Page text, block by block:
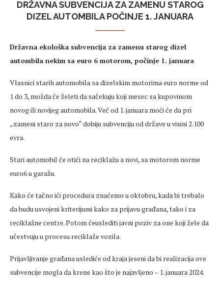
DRŽAVNA SUBVENCIJA ZA ZAMENU STAROG
DIZEL AUTOMBILA POČINJE 1. JANUARA
Državna ekološka subvencija za zamenu starog dizel
autombila nekim sa euro 6 motorom, počinje 1. januara
Vlasnici starih automobila sa dizelskim motorima euro norme od
1 do 3, možda će želeti da sačekuju koji mesec sa kupovinom
novog ili novijeg automobila. Već od 1. januara moći će da pri
„zameni staro za novo“ dobiju subvenciju od države u visini 2.100
evra.
Stari automobil će otići na reciklažu a novi, sa motorom norme
euro6 u garažu.
Kako će tačno ići procedura znaćemo u oktobru, kada bi trebalo
da budu usvojeni kriterijumi kako za prijavu građana, tako i za
reciklažne centre. Potom ćeuslediti javni poziv za one koji žele da
učestvuju u procesu reciklaže vozila.
Prijavljivanje građana uslediće od kraja jeseni da bi realizacija ove
subvencije mogla da krene kao što je najavljeno – 1. januara 2024.